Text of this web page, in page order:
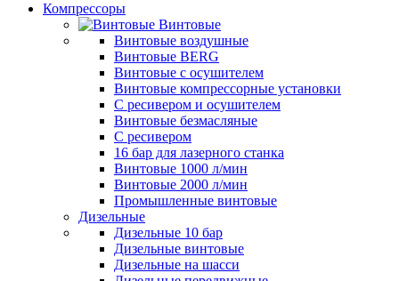
Компрессоры
Винтовые
Винтовые воздушные
Винтовые BERG
Винтовые с осушителем
Винтовые компрессорные установки
C ресивером и осушителем
Винтовые безмасляные
C ресивером
16 бар для лазерного станка
Винтовые 1000 л/мин
Винтовые 2000 л/мин
Промышленные винтовые
Дизельные
Дизельные 10 бар
Дизельные винтовые
Дизельные на шасси